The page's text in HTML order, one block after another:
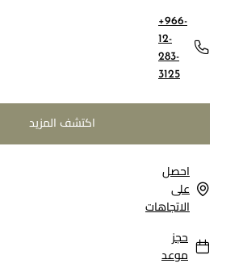
+966-
12-
283-
3125
اكتشف المزيد
احصل
على
الاتجاهات
حجز
موعد